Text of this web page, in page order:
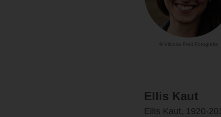
© Viktoria Preß Fotografie
Ellis Kaut
Ellis Kaut, 1920-